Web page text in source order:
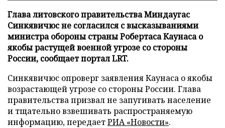
Глава литовского правительства Миндаугас
Синкявичюс не согласился с высказываниями
министра обороны страны Робертаса Каунаса о
якобы растущей военной угрозе со стороны
России, сообщает портал LRT.
Синкявичюс опроверг заявления Каунаса о якобы
возрастающей угрозе со стороны России. Глава
правительства призвал не запугивать население
и тщательно взвешивать распространяемую
информацию, передаетРИА «Новости».